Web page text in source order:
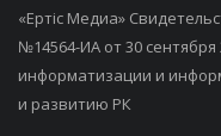
«Ертiс Медиа»
№14564-ИА от 30
информатизации и
и развитию РК